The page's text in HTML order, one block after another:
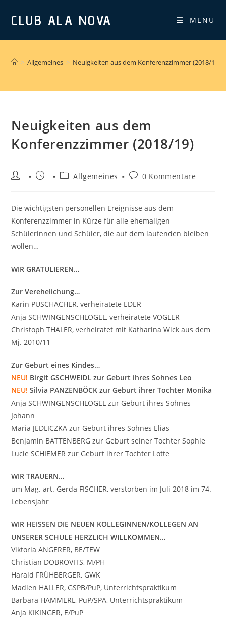
InhaltCLUB ALA NOVA MENÜ
> Allgemeines > Neuigkeiten aus dem Konferenzzimmer (2018/19)
Neuigkeiten aus dem
Konferenzzimmer (2018/19)
Beitrags-BeitragBeitrags-
Allgemeines
Beitrags-
0 Kommentare
Die wichtigsten personellen Ereignisse aus dem
Konferenzzimmer in Kürze für alle ehemaligen
Schülerinnen und Schüler, die auf dem laufenden bleiben
wollen…
WIR GRATULIEREN…
Zur Verehelichung…
Karin PUSCHACHER, verheiratete EDER
Anja SCHWINGENSCHLÖGEL, verheiratete VOGLER
Christoph THALER, verheiratet mit Katharina Wick aus dem
Mj. 2010/11
Zur Geburt eines Kindes…
NEU! Birgit GSCHWEIDL zur Geburt ihres Sohnes Leo
NEU! Silvia PANZENBÖCK zur Geburt ihrer Tochter Monika
Anja SCHWINGENSCHLÖGEL zur Geburt ihres Sohnes
Johann
Maria JEDLICZKA zur Geburt ihres Sohnes Elias
Benjamin BATTENBERG zur Geburt seiner Tochter Sophie
Lucie SCHIEMER zur Geburt ihrer Tochter Lotte
WIR TRAUERN…
um Mag. art. Gerda FISCHER, verstorben im Juli 2018 im 74.
Lebensjahr
WIR HEISSEN DIE NEUEN KOLLEGINNEN/KOLLEGEN AN
UNSERER SCHULE HERZLICH WILLKOMMEN…
Viktoria ANGERER, BE/TEW
Christian DOBROVITS, M/PH
Harald FRÜHBERGER, GWK
Madlen HALLER, GSPB/PuP, Unterrichtspraktikum
Barbara HAMMERL, PuP/SPA, Unterrichtspraktikum
Anja KIKINGER, E/PuP